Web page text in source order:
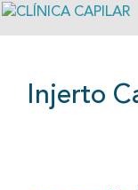
Injerto